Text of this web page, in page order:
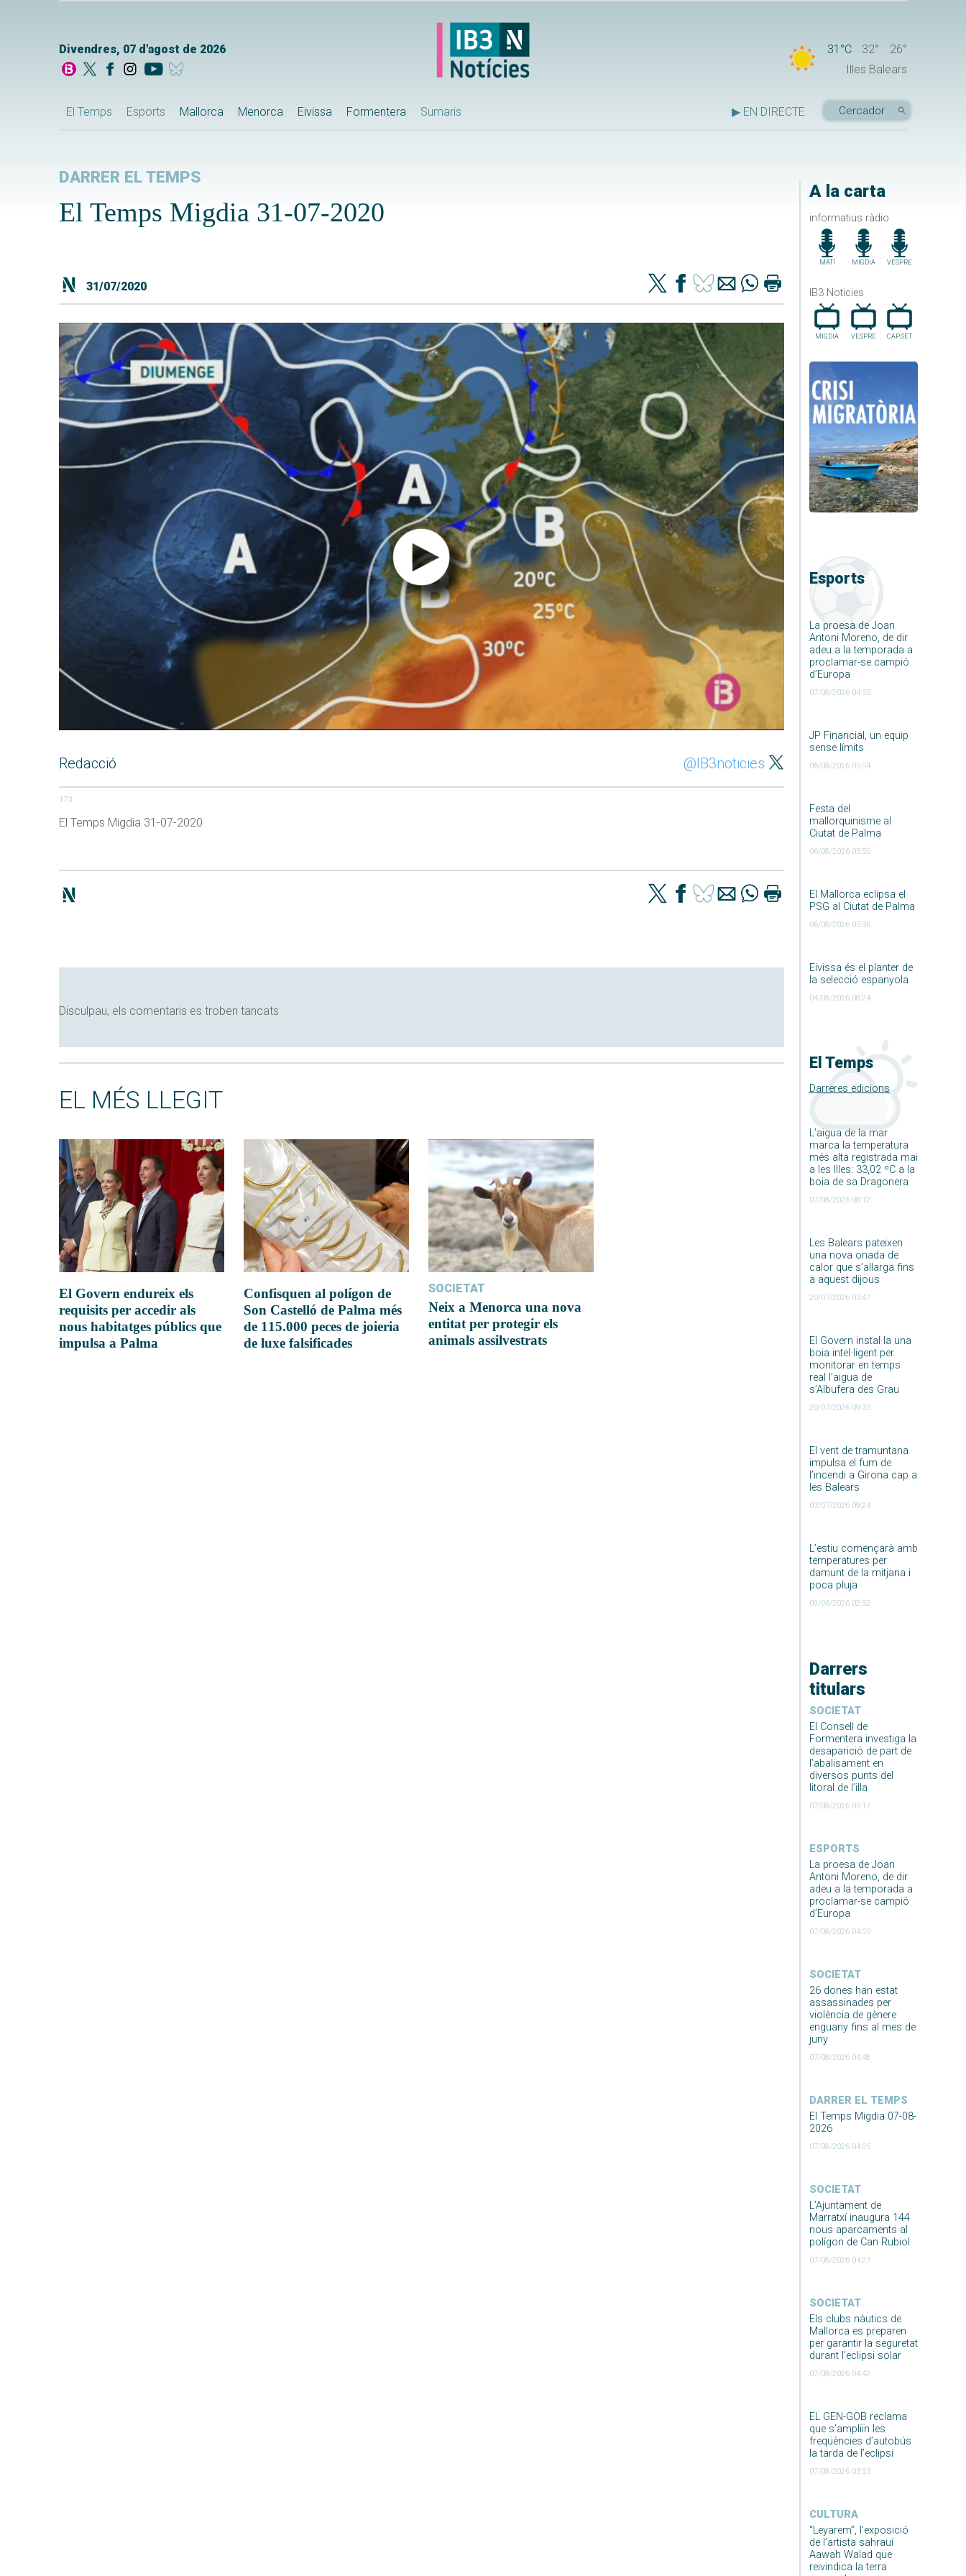
Divendres, 07 d'agost de 2026 31°C 32°
26°
Illes Balears
El Temps Esports Mallorca Menorca Eivissa Formentera Sumaris ▶ EN DIRECTE
A la carta
informatius ràdio
MATÍ MIGDIA VESPRE
IB3 Noticies
MIGDIA VESPRE CAP.SET
Esports
La proesa de Joan
Antoni Moreno, de dir
adeu a la temporada a
proclamar-se campió
d’Europa
07/08/2026 04:50
JP Financial, un equip
sense límits
06/08/2026 05:54
Festa del
mallorquinisme al
Ciutat de Palma
06/08/2026 05:50
El Mallorca eclipsa el
PSG al Ciutat de Palma
06/08/2026 05:36
Eivissa és el planter de
la selecció espanyola
04/08/2026 08:24
El Temps
Darreres edicions
L’aigua de la mar
marca la temperatura
més alta registrada mai
a les Illes: 33,02 ºC a la
boia de sa Dragonera
07/08/2026 08:12
Les Balears pateixen
una nova onada de
calor que s’allarga fins
a aquest dijous
20/07/2026 03:47
El Govern instal·la una
boia intel·ligent per
monitorar en temps
real l’aigua de
s’Albufera des Grau
20/07/2026 09:33
El vent de tramuntana
impulsa el fum de
l’incendi a Girona cap a
les Balears
03/07/2026 09:24
L’estiu començarà amb
temperatures per
damunt de la mitjana i
poca pluja
09/06/2026 02:52
Darrers
titulars
SOCIETAT
El Consell de
Formentera investiga la
desaparició de part de
l’abalisament en
diversos punts del
litoral de l’illa
07/08/2026 05:17
ESPORTS
La proesa de Joan
Antoni Moreno, de dir
adeu a la temporada a
proclamar-se campió
d’Europa
07/08/2026 04:50
SOCIETAT
26 dones han estat
assassinades per
violència de gènere
enguany fins al mes de
juny
07/08/2026 04:48
DARRER EL TEMPS
El Temps Migdia 07-08-
2026
07/08/2026 04:05
SOCIETAT
L’Ajuntament de
Marratxí inaugura 144
nous aparcaments al
polígon de Can Rubiol
07/08/2026 04:27
SOCIETAT
Els clubs nàutics de
Mallorca es preparen
per garantir la seguretat
durant l’eclipsi solar
07/08/2026 04:42
EL GEN-GOB reclama
que s’ampliïn les
freqüències d’autobús
la tarda de l’eclipsi
07/08/2026 03:53
CULTURA
“Leyarem”, l’exposició
de l’artista sahrauí
Aawah Walad que
reivindica la terra
DARRER EL TEMPS
El Temps Migdia 31-07-2020
31/07/2020
Redacció @IB3noticies
173
El Temps Migdia 31-07-2020
Disculpau, els comentaris es troben tancats
EL MÉS LLEGIT
El Govern endureix els
requisits per accedir als
nous habitatges públics que
impulsa a Palma
Confisquen al polígon de
Son Castelló de Palma més
de 115.000 peces de joieria
de luxe falsificades
SOCIETAT
Neix a Menorca una nova
entitat per protegir els
animals assilvestrats